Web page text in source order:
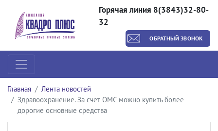
Горячая линия 8(3843)32-80-
32
ОБРАТНЫЙ ЗВОНОК
Главная
Лента новостей
Здравоохранение. За счет ОМС можно купить более
дорогие основные средства